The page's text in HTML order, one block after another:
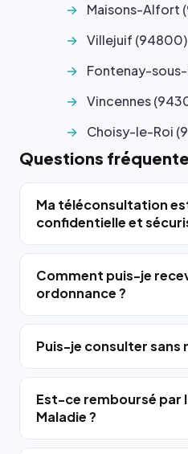
Maisons-Alfort
Villejuif (94800)
Fontenay-
Vincennes
Choisy-le-Roi
Questions
Ma téléconsultation
confidentielle et
Comment puis-je
ordonnance ?
Puis-je consulter sans
Est-ce remboursé par
Maladie ?